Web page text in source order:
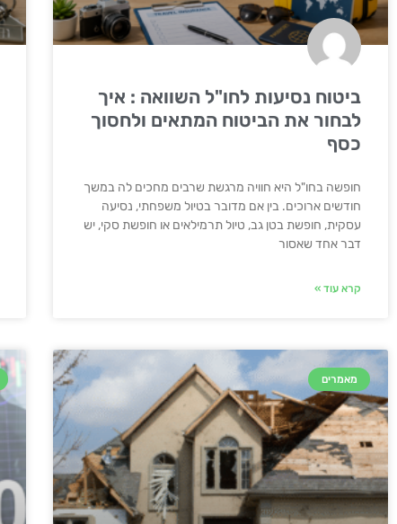
ביטוח נסיעות לחו"ל השוואה : איך
לבחור את הביטוח המתאים ולחסוך
כסף
חופשה בחו"ל היא חוויה מרגשת שרבים מחכים לה במשך
חודשים ארוכים. בין אם מדובר בטיול משפחתי, נסיעה
עסקית, חופשת בטן גב, טיול תרמילאים או חופשת סקי, יש
דבר אחד שאסור
קרא עוד »
מאמרים